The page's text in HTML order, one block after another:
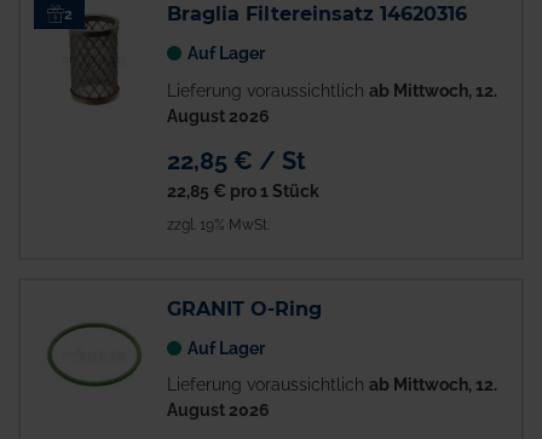
2 Braglia Filtereinsatz 14620316
Auf Lager
Lieferung voraussichtlich ab Mittwoch, 12.
August 2026
22,85 € / St
22,85 € pro 1 Stück
zzgl. 19% MwSt.
GRANIT O-Ring
Auf Lager
Lieferung voraussichtlich ab Mittwoch, 12.
August 2026